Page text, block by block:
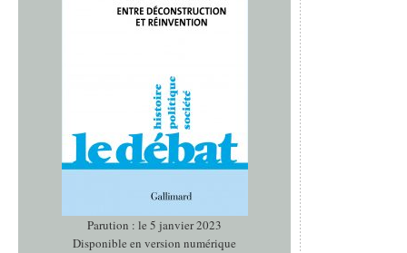
Parution : le 5 janvier 2023
Disponible en version numérique